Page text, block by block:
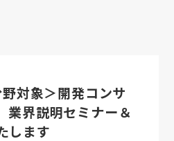
対象＞開発コンサ
界説明セミナー＆
します